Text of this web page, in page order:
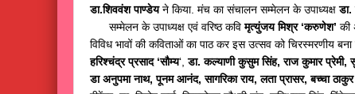
डा.शिववंश पाण्डेयने किया. मंच का संचालन सम्मेलन के उपाध्यक्ष
सम्मेलन के उपाध्यक्ष एवं वरिष्ठ कविमृत्युंजय मिश्र ‘करुणेश’ की
विविध भावों की कविताओं का पाठ कर इस उत्सव को चिरस्मरणीय
हरिश्चंद्र प्रसाद ‘सौम्य‘,डा. कल्याणी कुसुम सिंह, राज कुमार प्रेमी,
डा अनुपमा नाथ, पूनम आनंद, सागरिका राय, लता प्रासर, बच्चा ठाकुर